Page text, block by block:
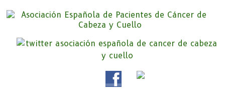
Asociación Española de
Pacientes de Cáncer de Cabeza y
Cuello
Somos la Asociación Española de Pacientes de Cáncer de Cabeza y
cuello «APC», una asociación sin animo de lucro que pretendemos